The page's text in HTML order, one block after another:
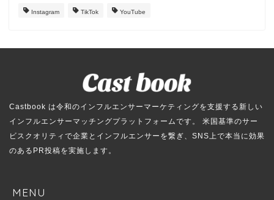
Instagram TikTok YouTube
Castbook は令和のインフルエンサーマーケティングを支援する新しい
インフルエンサーマッチングプラットフォームです。 米国基準のサー
ビスクオリティで企業とインフルエンサーを繋ぎ、SNS上で本当に効果
のあるPR投稿を実施します。
MENU